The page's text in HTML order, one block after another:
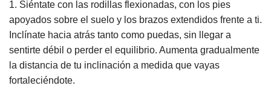
1. Siéntate con las rodillas flexionadas, con los pies
apoyados sobre el suelo y los brazos extendidos frente a ti.
Inclínate hacia atrás tanto como puedas, sin llegar a
sentirte débil o perder el equilibrio. Aumenta gradualmente
la distancia de tu inclinación a medida que vayas
fortaleciéndote.